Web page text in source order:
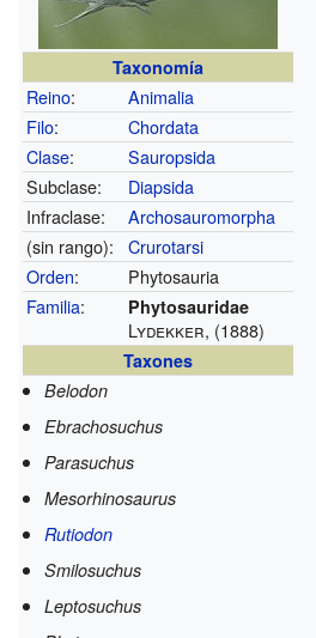
Taxonomía
Reino:
Animalia
Filo:
Chordata
Clase:
Sauropsida
Subclase:
Diapsida
Infraclase:
Archosauromorpha
(sin rango):
Crurotarsi
Orden:
Phytosauria
Familia: Phytosauridae
Lydekker, (1888)
Taxones
Belodon
Ebrachosuchus
Parasuchus
Mesorhinosaurus
Rutiodon
Smilosuchus
Leptosuchus